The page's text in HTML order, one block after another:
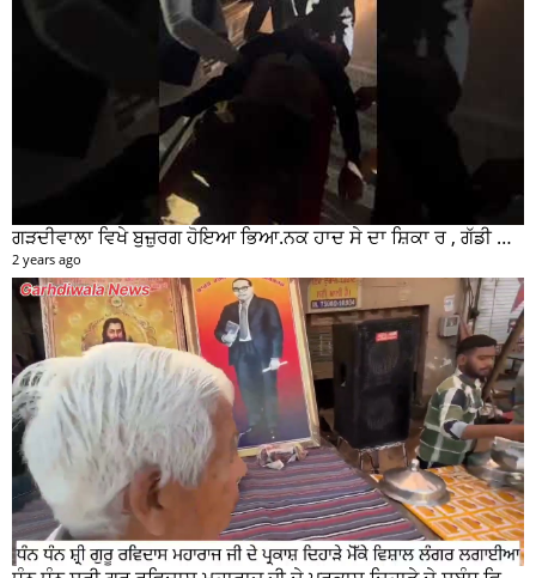
ਗੜਦੀਵਾਲਾ ਵਿਖੇ ਬੁਜ਼ੁਰਗ ਹੋਇਆ ਭਿਆ.ਨਕ ਹਾਦ ਸੇ ਦਾ ਸ਼ਿਕਾ ਰ , ਗੱਡੀ ਸਵਾਰ ਮੌਕੇ ਤੋ ਫਰਾਰ
2 years ago